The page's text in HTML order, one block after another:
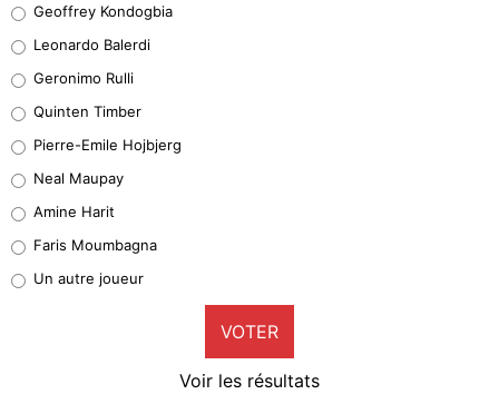
38%
32%
4%
1%
9%
Geoffrey Kondogbia
Leonardo Balerdi
Geronimo Rulli
Quinten Timber
Pierre-Emile Hojbjerg
Neal Maupay
Amine Harit
Faris Moumbagna
Un autre joueur
VOTER
Voir les résultats